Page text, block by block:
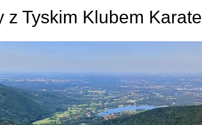
z Tyskim Klubem Karate